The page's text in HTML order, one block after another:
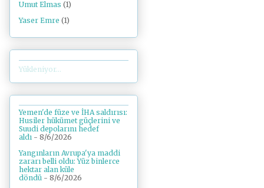
Umut Elmas (1)
Yaser Emre (1)
Yükleniyor...
Yemen'de füze ve İHA saldırısı:
Husiler hükümet güçlerini ve
Suudi depolarını hedef
aldı - 8/6/2026
Yangınların Avrupa'ya maddi
zararı belli oldu: Yüz binlerce
hektar alan küle
döndü - 8/6/2026